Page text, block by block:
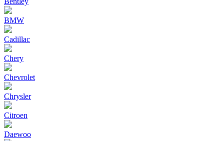
BMW
Cadillac
Chery
Chevrolet
Chrysler
Citroen
Daewoo